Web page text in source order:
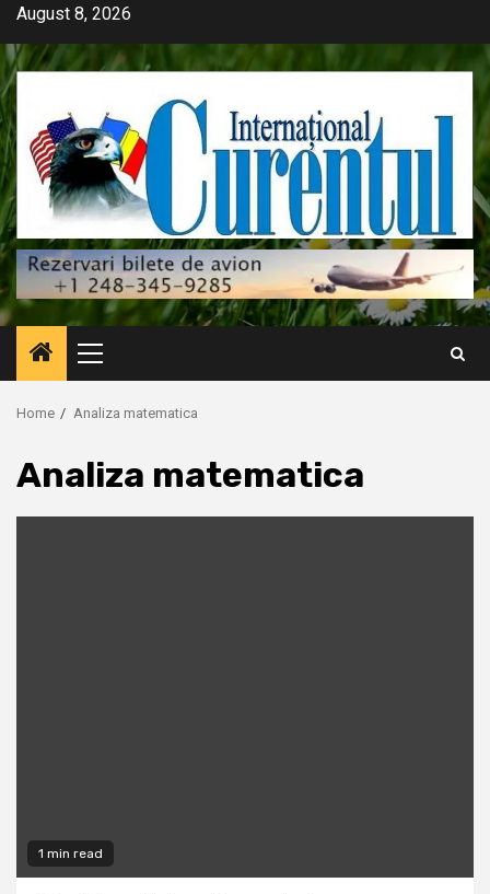
Skip
content
August 8, 2026
Primary
Menu
Home Analiza matematica
Analiza matematica
1 min read